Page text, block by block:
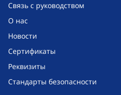
Связь с руководством
О нас
Новости
Сертификаты
Реквизиты
Стандарты безопасности